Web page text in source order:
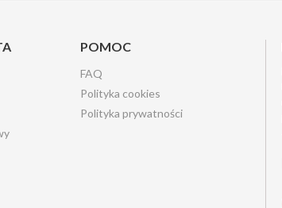
POMOC
FAQ
Polityka cookies
Polityka prywatności